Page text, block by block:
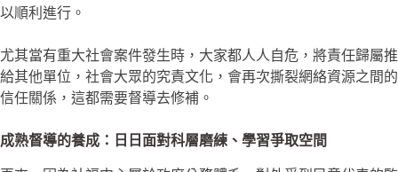
以順利進行。
尤其當有重大社會案件發生時，大家都人人自危，將責任歸屬推
給其他單位，社會大眾的究責文化，會再次撕裂網絡資源之間的
信任關係，這都需要督導去修補。
成熟督導的養成：日日面對科層磨練、學習爭取空間